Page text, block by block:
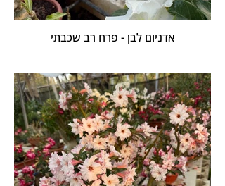
אדניום לבן - פרח רב שכבתי